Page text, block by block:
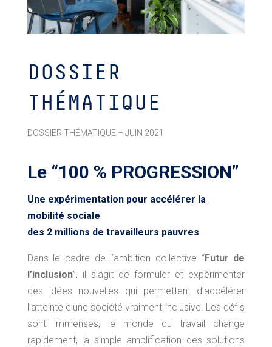
DOSSIER
THÉMATIQUE
DOSSIER THÉMATIQUE – JUIN 2021
Le “100 % PROGRESSION”
Une expérimentation pour accélérer la
mobilité sociale
des 2 millions de travailleurs pauvres
Dans le cadre de l’ambition collective “Futur de
l’inclusion”, il s’agit de formuler et expérimenter
des idées nouvelles qui permettent d’accélérer
l’atteinte d’une société vraiment inclusive. Les défis
sont immenses, le monde du travail change
rapidement, la simple amplification des solutions